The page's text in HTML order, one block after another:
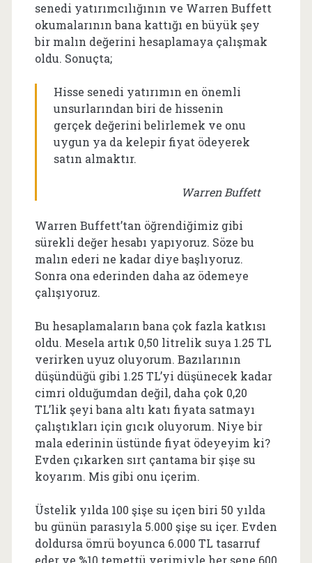
senedi yatırımcılığının ve Warren Buffett
okumalarının bana kattığı en büyük şey
bir malın değerini hesaplamaya çalışmak
oldu. Sonuçta;
Hisse senedi yatırımın en önemli
unsurlarından biri de hissenin
gerçek değerini belirlemek ve onu
uygun ya da kelepir fiyat ödeyerek
satın almaktır.
Warren Buffett
Warren Buffett’tan öğrendiğimiz gibi
sürekli değer hesabı yapıyoruz. Söze bu
malın ederi ne kadar diye başlıyoruz.
Sonra ona ederinden daha az ödemeye
çalışıyoruz.
Bu hesaplamaların bana çok fazla katkısı
oldu. Mesela artık 0,50 litrelik suya 1.25 TL
verirken uyuz oluyorum. Bazılarının
düşündüğü gibi 1.25 TL’yi düşünecek kadar
cimri olduğumdan değil, daha çok 0,20
TL’lik şeyi bana altı katı fiyata satmayı
çalıştıkları için gıcık oluyorum. Niye bir
mala ederinin üstünde fiyat ödeyeyim ki?
Evden çıkarken sırt çantama bir şişe su
koyarım. Mis gibi onu içerim.
Üstelik yılda 100 şişe su içen biri 50 yılda
bu günün parasıyla 5.000 şişe su içer. Evden
doldursa ömrü boyunca 6.000 TL tasarruf
eder ve %10 temettü verimiyle her sene 600